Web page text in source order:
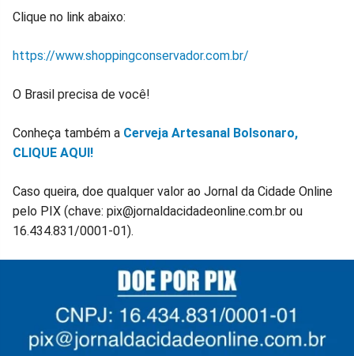
Clique no link abaixo:
https://www.shoppingconservador.com.br/
O Brasil precisa de você!
Conheça também a Cerveja Artesanal Bolsonaro,
CLIQUE AQUI!
Caso queira, doe qualquer valor ao Jornal da Cidade Online
pelo PIX (chave: pix@jornaldacidadeonline.com.br ou
16.434.831/0001-01).